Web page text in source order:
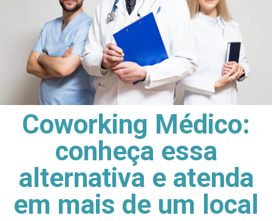
Coworking Médico:
conheça essa
alternativa e atenda
em mais de um local